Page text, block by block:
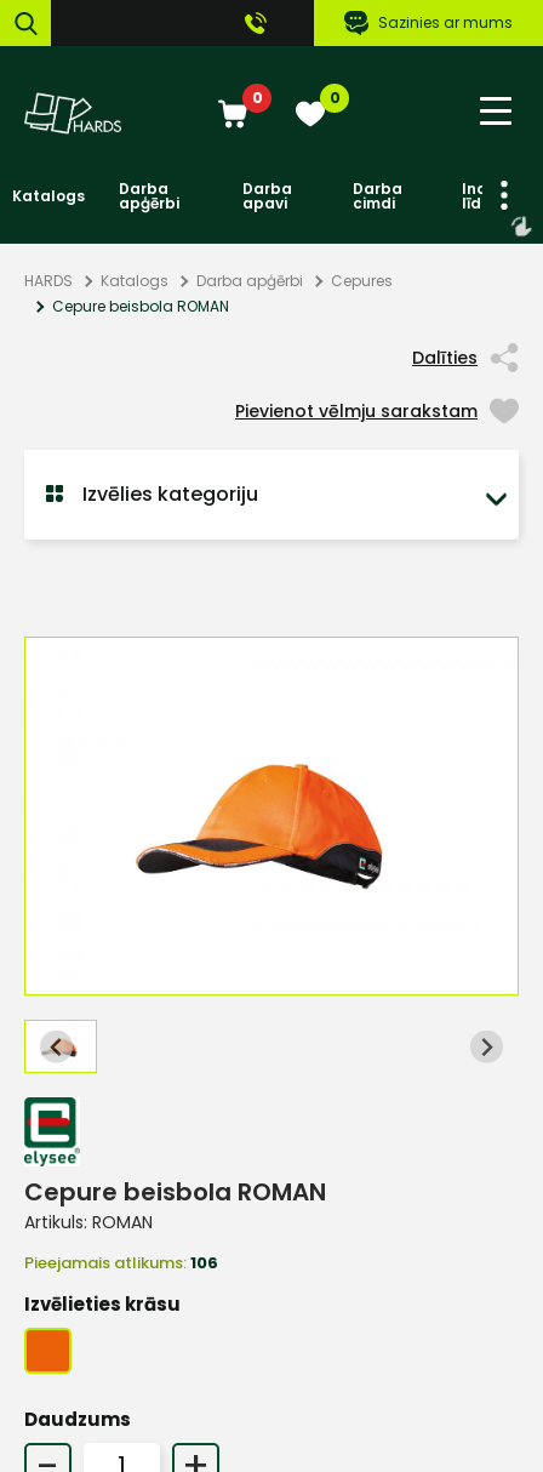
Sazinies ar mums
0 0
Katalogs Darba
apģērbi
Darba
apavi
Darba
cimdi līdzekļi
HARDS Katalogs Darba apģērbi
Cepures
Cepure beisbola ROMAN
Dalīties
Pievienot vēlmju sarakstam
Izvēlies kategoriju
Cepure beisbola ROMAN
Artikuls: ROMAN
Pieejamais atlikums:106
Izvēlieties krāsu
Daudzums